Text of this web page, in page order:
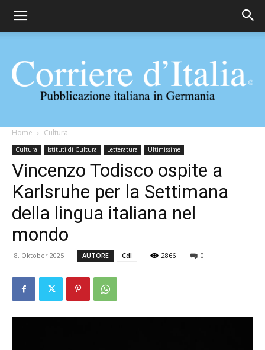
Corriere
d'Italia
Home Cultura
Cultura Istituti di Cultura Letteratura Ultimissime
Vincenzo Todisco ospite a
Karlsruhe per la Settimana
della lingua italiana nel
mondo
8. Oktober 2025 AUTORE CdI 2866 0